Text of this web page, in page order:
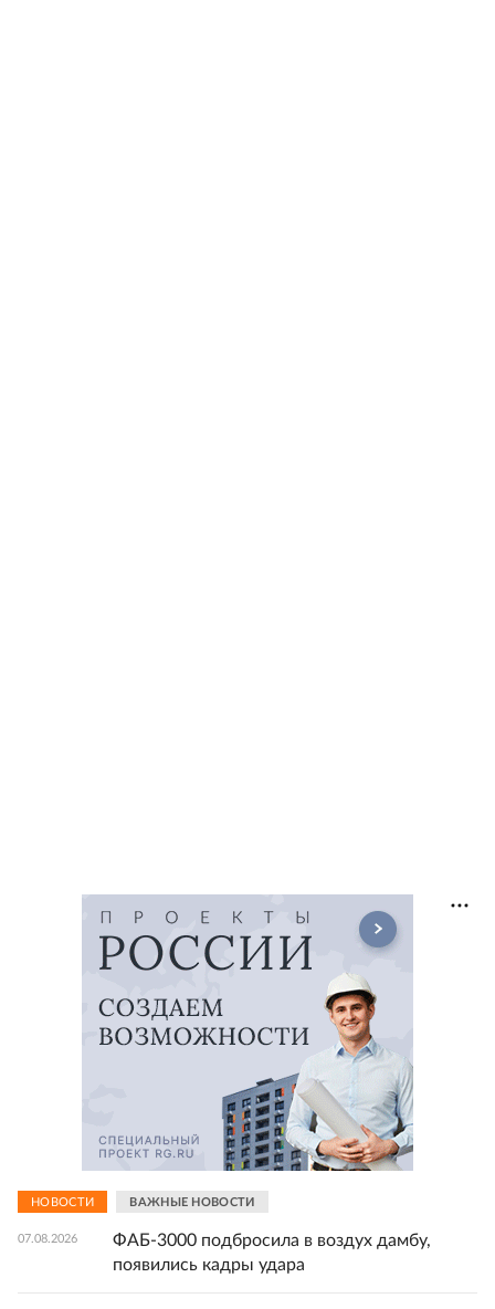
НОВОСТИ ВАЖНЫЕ НОВОСТИ
07.08.2026
ФАБ-3000 подбросила в воздух дамбу,
появились кадры удара